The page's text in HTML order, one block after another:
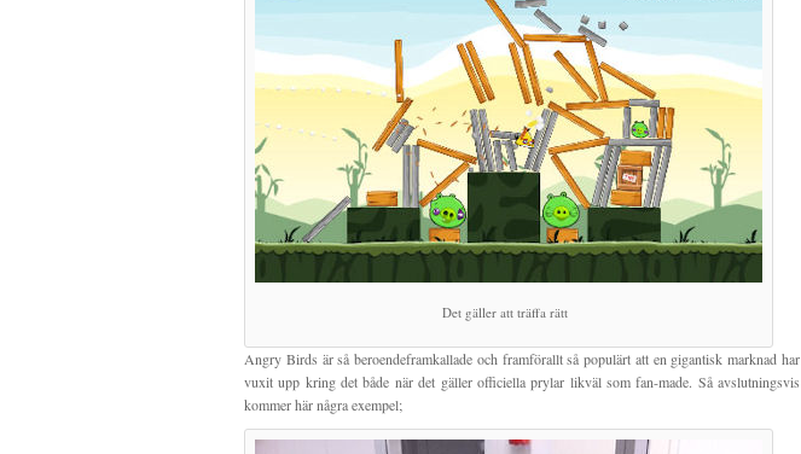
Det gäller att träffa rätt
Angry Birds är så beroendeframkallade och framförallt så populärt att en gigantisk marknad har
vuxit upp kring det både när det gäller officiella prylar likväl som fan-made. Så avslutningsvis
kommer här några exempel;